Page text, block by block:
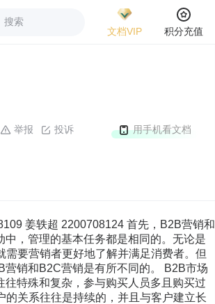
搜索
文档VIP
积分充值
投诉
举报 用手机看文档
姜轶超 2200708124 首先，B2B营销和
，管理的基本任务都是相同的。无论是
要营销者更好地了解并满足消费者。但
销和B2C营销是有所不同的。 B2B市场
特殊和复杂，参与购买人员多且购买过
关系往往是持续的，并且与客户建立长